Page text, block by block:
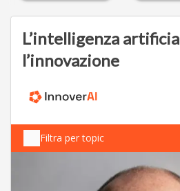
L’intelligenza
l’innovazione
Filtra per topic